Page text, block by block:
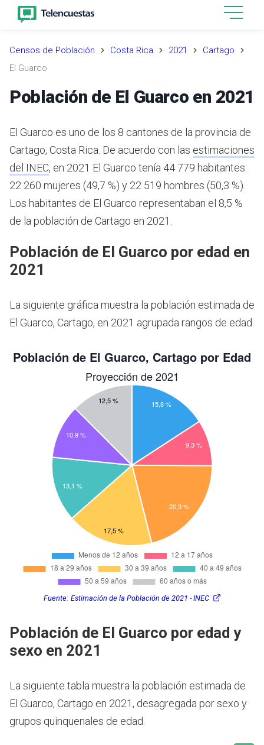
Censos de Población Costa Rica 2021
Cartago
El Guarco
Población de El Guarco en 2021
El Guarco es uno de los 8 cantones de la provincia de
Cartago, Costa Rica. De acuerdo con las estimaciones
del INEC, en 2021 El Guarco tenía 44 779 habitantes:
22 260 mujeres (49,7 %) y 22 519 hombres (50,3 %).
Los habitantes de El Guarco representaban el 8,5 %
de la población de Cartago en 2021.
Población de El Guarco por edad en
2021
La siguiente gráfica muestra la población estimada de
El Guarco, Cartago, en 2021 agrupada rangos de edad.
Fuente: Estimación de la Población de 2021 - INEC
Población de El Guarco por edad y
sexo en 2021
La siguiente tabla muestra la población estimada de
El Guarco, Cartago en 2021, desagregada por sexo y
grupos quinquenales de edad.